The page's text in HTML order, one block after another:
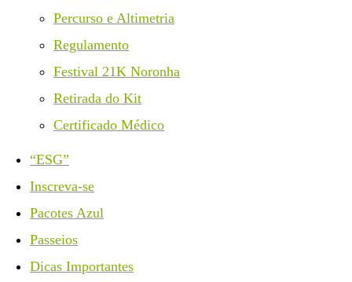
Percurso e Altimetria
Regulamento
Festival 21K Noronha
Retirada do Kit
Certificado Médico
“ESG”
Inscreva-se
Pacotes Azul
Passeios
Dicas Importantes